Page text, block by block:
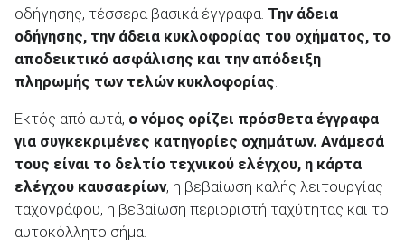
Μεταχειρισμένα
οδήγησης, τέσσερα βασικά έγγραφα. Την άδεια
οδήγησης, την άδεια κυκλοφορίας του οχήματος, το
αποδεικτικό ασφάλισης και την απόδειξη
πληρωμής των τελών κυκλοφορίας
Εκτός από αυτά, ο νόμος ορίζει πρόσθετα έγγραφα
για συγκεκριμένες κατηγορίες οχημάτων. Ανάμεσά
τους είναι το δελτίο τεχνικού ελέγχου, η κάρτα
ελέγχου καυσαερίων, η βεβαίωση καλής λειτουργίας
ταχογράφου, η βεβαίωση περιοριστή ταχύτητας και το
αυτοκόλλητο σήμα.